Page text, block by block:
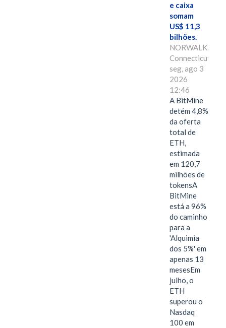
e caixa
somam
US$ 11,3
bilhões.
NORWALK,
Connecticut,
seg, ago 3
2026
12:46
A BitMine
detém 4,8%
da oferta
total de
ETH,
estimada
em 120,7
milhões de
tokensA
BitMine
está a 96%
do caminho
para a
'Alquimia
dos 5%' em
apenas 13
mesesEm
julho, o
ETH
superou o
Nasdaq
100 em